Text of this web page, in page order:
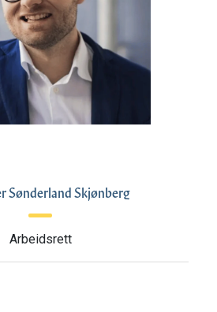
Sønderland Skjønberg
Arbeidsrett